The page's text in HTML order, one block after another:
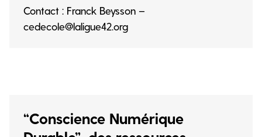
Contact : Franck Beysson –
cedecole@laligue42.org
“Conscience Numérique